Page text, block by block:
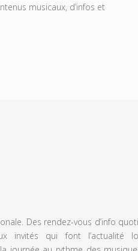
musicaux, d’infos et
Des rendez-vous d’info
invités qui font l’actualité